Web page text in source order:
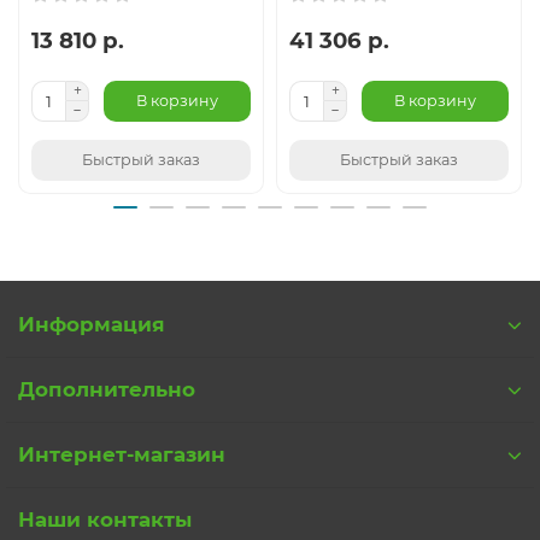
13 810 р.
В корзину
Быстрый заказ
41 306 р.
В корзину
Быстрый заказ
Информация
Дополнительно
Интернет-магазин
Наши контакты